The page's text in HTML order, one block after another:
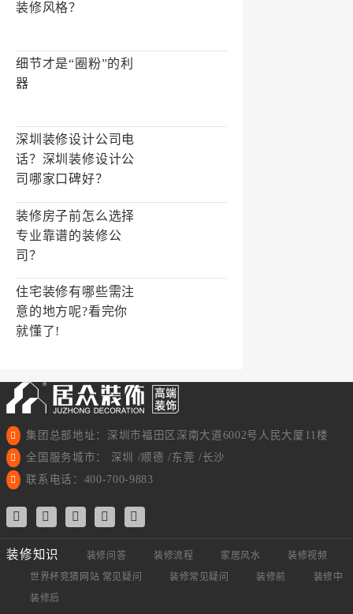
装修风格？
细节才是“圈粉”的利
器
深圳装修设计公司电
话？深圳装修设计公
司哪家口碑好？
装修房子前怎么选择
专业靠谱的装修公
司？
住宅装修有哪些需注
意的地方呢?看完你
就懂了!
集团总部地址：深圳市福田区深南大道6002号人民大厦11楼
全国服务城市： 深圳 /顺德 /东莞 /长沙
联系电话：400-700-9883
装修知识 装修问答 装修流程 家居风水
装修视频
世界杯竞猜网站 常见疑问
装修常见疑问 装修前
装修中
装修后